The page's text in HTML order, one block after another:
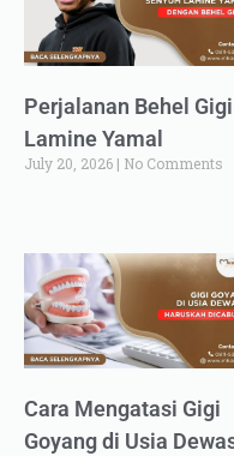
Perjalanan Behel Gigi
Lamine Yamal
July 20, 2026 No Comments
Cara Mengatasi Gigi
Goyang di Usia